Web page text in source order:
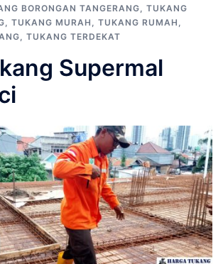
BORONGAN TANGERANG, TUKANG
, TUKANG MURAH , TUKANG RUMAH ,
, TUKANG TERDEKAT
Supermal